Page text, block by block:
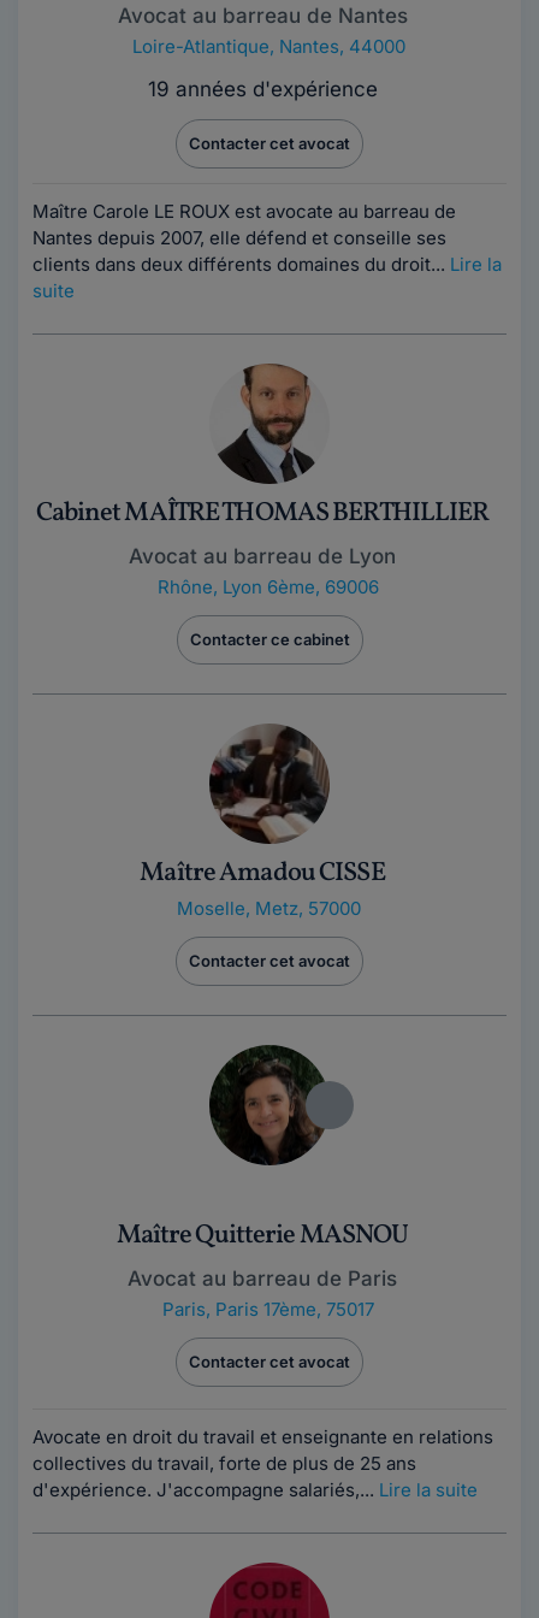
Avocat au barreau de Nantes
Loire-Atlantique, Nantes, 44000
19 années d'expérience
Contacter cet avocat
Maître Carole LE ROUX est avocate au barreau de
Nantes depuis 2007, elle défend et conseille ses
clients dans deux différents domaines du droit... Lire la
suite
Cabinet MAÎTRE THOMAS BERTHILLIER
Avocat au barreau de Lyon
Rhône, Lyon 6ème, 69006
Contacter ce cabinet
Maître Amadou CISSE
Moselle, Metz, 57000
Contacter cet avocat
Maître Quitterie MASNOU
Avocat au barreau de Paris
Paris, Paris 17ème, 75017
Contacter cet avocat
Avocate en droit du travail et enseignante en relations
collectives du travail, forte de plus de 25 ans
d'expérience. J'accompagne salariés,... Lire la suite